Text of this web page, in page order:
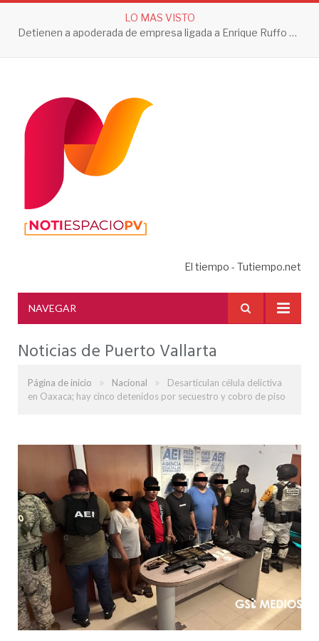
LO MAS VISTO
Detienen a apoderada de empresa ligada a Enrique Ruffo por investigación de Huachicol Fiscal
El tiempo - Tutiempo.net
NAVEGAR
Noticias de Puerto Vallarta
Página de inicio » Nacional »
Desarticulan célula delictiva
en Oaxaca; hay cinco detenidos por secuestro y cobro de piso